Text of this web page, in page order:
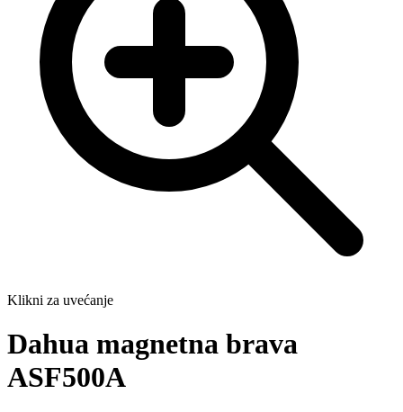
Klikni za uvećanje
Dahua magnetna brava
ASF500A